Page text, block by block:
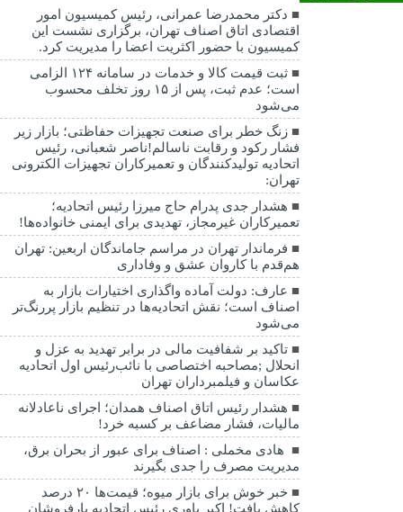
دکتر محمدرضا عمرانی، رئیس کمیسیون امور
اقتصادی اتاق اصناف تهران، برگزاری نشست این
کمیسیون با حضور اکثریت اعضا را مدیریت کرد.
ثبت قیمت کالا و خدمات در سامانه ۱۲۴ الزامی
است؛ عدم ثبت، پس از ۱۵ روز تخلف محسوب
می‌شود
زنگ خطر برای صنعت تجهیزات حفاظتی؛ بازار زیر
فشار رکود و رقابت ناسالم!ناصر شعبانی، رئیس
اتحادیه تولیدکنندگان و تعمیرکاران تجهیزات الکترونی
تهران:
هشدار جدی پدرام حاج میرزا رئیس اتحادیه؛
تعمیرکاران غیرمجاز، تهدیدی برای ایمنی خانواده‌ها!
فرماندار تهران در مراسم جاماندگان اربعین: تهران
هم‌قدم با کاروان عشق و وفاداری
عارف: دولت آماده واگذاری اختیارات بازار به
اصناف است؛ نقش اتحادیه‌ها در تنظیم بازار پررنگ‌تر
می‌شود
تاکید بر شفافیت مالی در برابر تهدید به عزل و
انحلال ;مصاحبه اختصاصی با نائب‌رئیس اول اتحادیه
عکاسان و فیلمبرداران تهران
هشدار رئیس اتاق اصناف همدان؛ اجرای ناعادلانه
مالیات، فشار مضاعف بر کسبه خرد!
هادی مخملی : اصناف برای عبور از بحران برق،
مدیریت مصرف را جدی بگیرند
خبر خوش برای بازار میوه؛ قیمت‌ها ۲۰ درصد
کاهش یافت! اکبر یاوری رئیس اتحادیه بارفروشان